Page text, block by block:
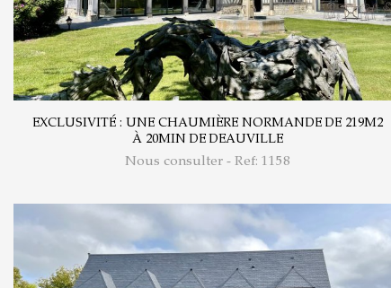
EXCLUSIVITÉ : UNE CHAUMIÈRE NORMANDE DE 219M2
À 20MIN DE DEAUVILLE
Nous consulter - Ref: 1158